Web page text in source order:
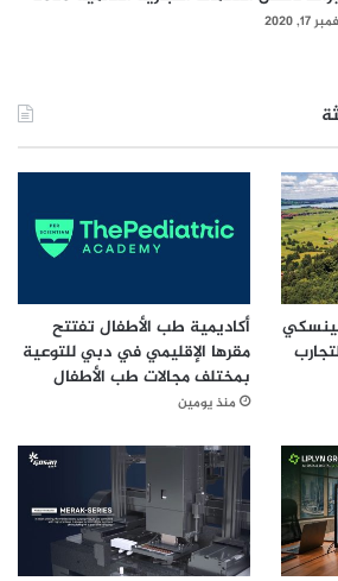
17, 2020
أكاديمية طب الأطفال تفتتح
مقرها الإقليمي في دبي للتوعية
بمختلف مجالات طب الأطفال
منذ يومين